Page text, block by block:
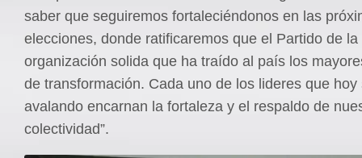
saber que seguiremos fortaleciéndonos en las
elecciones, donde ratificaremos que el Partido de la
organización solida que ha traído al país los
de transformación. Cada uno de los lideres que hoy
avalando encarnan la fortaleza y el respaldo de
colectividad”.